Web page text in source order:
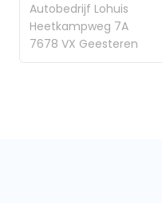
Autobedrijf Lohuis
Heetkampweg 7A
7678 VX Geesteren